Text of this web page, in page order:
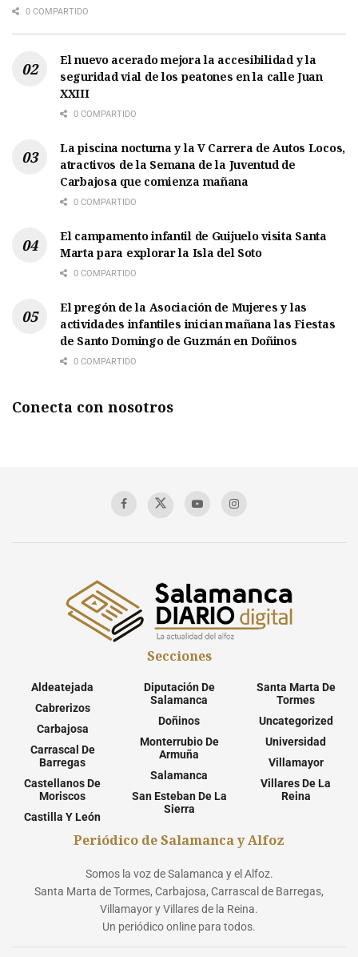
0 COMPARTIDO
El nuevo acerado mejora la accesibilidad y la
seguridad vial de los peatones en la calle Juan
XXIII
0 COMPARTIDO
La piscina nocturna y la V Carrera de Autos Locos,
atractivos de la Semana de la Juventud de
Carbajosa que comienza mañana
0 COMPARTIDO
El campamento infantil de Guijuelo visita Santa
Marta para explorar la Isla del Soto
0 COMPARTIDO
El pregón de la Asociación de Mujeres y las
actividades infantiles inician mañana las Fiestas
de Santo Domingo de Guzmán en Doñinos
0 COMPARTIDO
Conecta con nosotros
Secciones
Aldeatejada
Cabrerizos
Carbajosa
Carrascal De
Barregas
Castellanos De
Moriscos
Castilla Y León
Diputación De
Salamanca
Doñinos
Monterrubio De
Armuña
Salamanca
San Esteban De La
Sierra
Santa Marta De
Tormes
Uncategorized
Universidad
Villamayor
Villares De La
Reina
Periódico de Salamanca y Alfoz
Somos la voz de Salamanca y el Alfoz.
Santa Marta de Tormes, Carbajosa, Carrascal de Barregas,
Villamayor y Villares de la Reina.
Un periódico online para todos.